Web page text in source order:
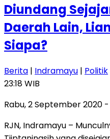
Diundang
Daerah Lain,
Siapa?
Berita | Indramayu | Politik
23:18 WIB
Rabu, 2 September 2020 -
RJN, Indramayu –